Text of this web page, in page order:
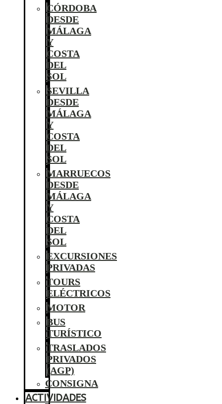
CÓRDOBA
DESDE
MÁLAGA
Y
COSTA
DEL
SOL
SEVILLA
DESDE
MÁLAGA
Y
COSTA
DEL
SOL
MARRUECOS
DESDE
MÁLAGA
Y
COSTA
DEL
SOL
EXCURSIONES
PRIVADAS
TOURS
ELÉCTRICOS
MOTOR
BUS
TURÍSTICO
TRASLADOS
PRIVADOS
(AGP)
CONSIGNA
ACTIVIDADES